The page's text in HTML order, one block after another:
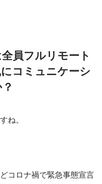
員フルリモート
コミュニケーシ
ね。
コロナ禍で緊急事態宣言